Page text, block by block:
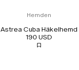
Hemden
Astrea Cuba Häkelhemd
190 USD